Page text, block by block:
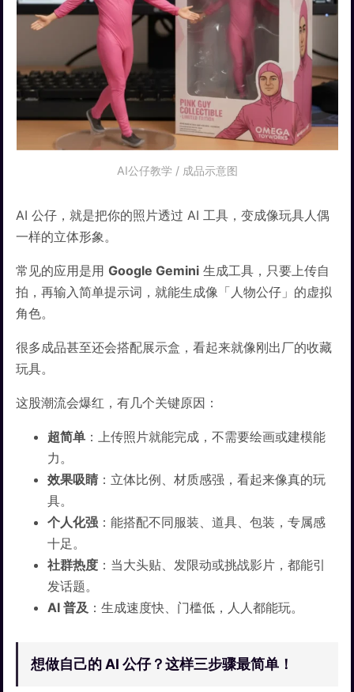
AI公仔教学 / 成品示意图
AI 公仔，就是把你的照片透过 AI 工具，变成像玩具人偶
一样的立体形象。
常见的应用是用Google Gemini 生成工具，只要上传自
拍，再输入简单提示词，就能生成像「人物公仔」的虚拟
角色。
很多成品甚至还会搭配展示盒，看起来就像刚出厂的收藏
玩具。
这股潮流会爆红，有几个关键原因：
超简单 ：上传照片就能完成，不需要绘画或建模能
力。
效果吸睛 ：立体比例、材质感强，看起来像真的玩
具。
个人化强 ：能搭配不同服装、道具、包装，专属感
十足。
社群热度 ：当大头贴、发限动或挑战影片，都能引
发话题。
AI 普及 ：生成速度快、门槛低，人人都能玩。
想做自己的 AI 公仔？这样三步骤最简单！